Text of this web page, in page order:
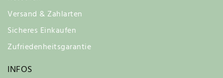
Versand & Zahlarten
Sicheres Einkaufen
Zufriedenheitsgarantie
INFOS